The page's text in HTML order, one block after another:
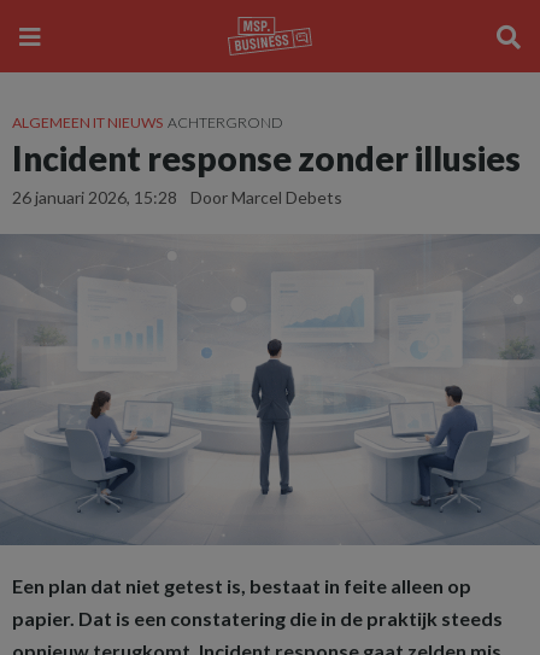
ALGEMEEN IT NIEUWS ACHTERGROND
Incident response zonder illusies
26 januari 2026, 15:28 Door Marcel Debets
Een plan dat niet getest is, bestaat in feite alleen op
papier. Dat is een constatering die in de praktijk steeds
opnieuw terugkomt. Incident response gaat zelden mis